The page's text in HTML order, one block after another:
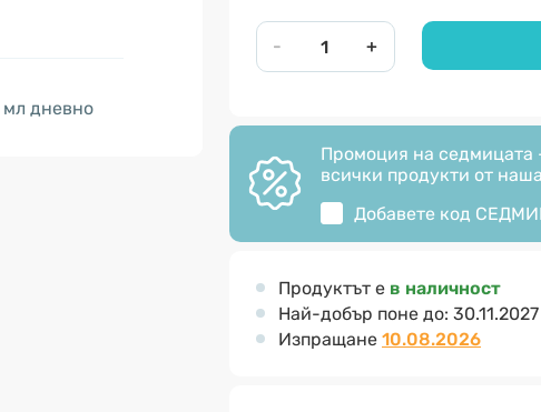
мл дневно
- +
Промоция на седмицата
всички продукти от
Добавете код
Продуктът е в наличност
Най-добър поне до: 30.11.2027
Изпращане 10.08.2026